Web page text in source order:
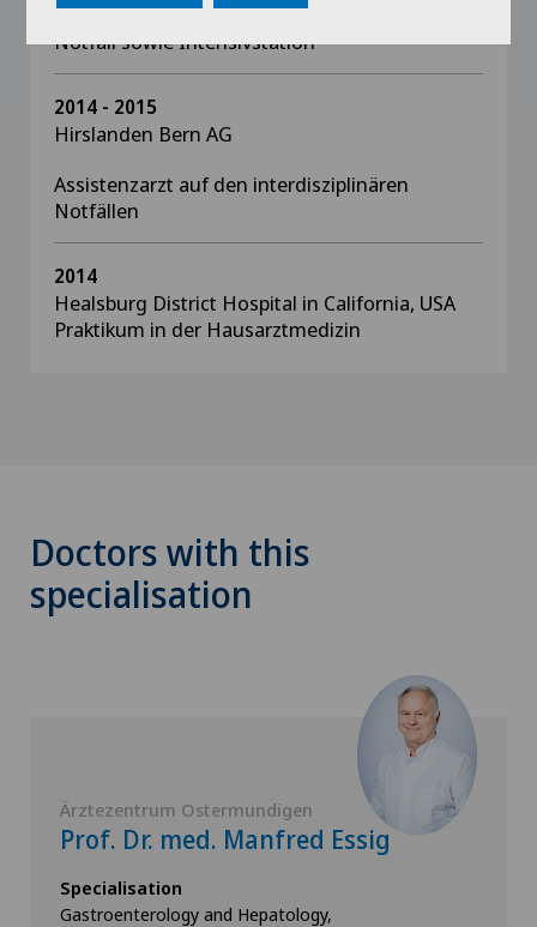
Assistenzarzt Innere Medizin, interdisziplinärer
Notfall sowie Intensivstation
2014 - 2015
Hirslanden Bern AG
Assistenzarzt auf den interdisziplinären
Notfällen
2014
Healsburg District Hospital in California, USA
Praktikum in der Hausarztmedizin
Doctors with this
specialisation
Ärztezentrum Ostermundigen
Prof. Dr. med. Manfred Essig
Specialisation
Gastroenterology and Hepatology,